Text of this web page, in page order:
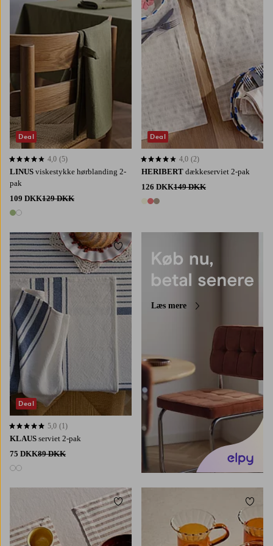
LINUS viskestykke hørblanding 2-
pak
109 DKK129 DKK
2 farver
4,0 baseret på 5 bedømmelser
4,0 (5)
Deal
HERIBERT dækkeserviet 2-pak
126 DKK149 DKK
3 farver
4,0 baseret på 2 bedømmelser
4,0 (2)
Deal
KLAUS serviet 2-pak
75 DKK89 DKK
2 farver
5,0 baseret på 1 bedømmelser
5,0 (1)
Deal
Tilføj til favoritter
Læs mere
Tilføj til favoritter Tilføj